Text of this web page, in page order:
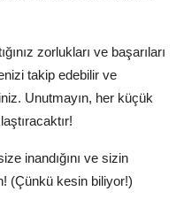
zorlukları ve başarıları
takip edebilir ve
Unutmayın, her küçük
inandığını ve sizin
(Çünkü kesin biliyor!)